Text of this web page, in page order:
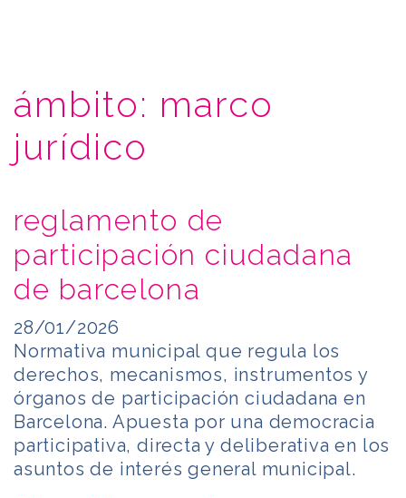
ámbito: marco
jurídico
reglamento de
participación ciudadana
de barcelona
28/01/2026
Normativa municipal que regula los
derechos, mecanismos, instrumentos y
órganos de participación ciudadana en
Barcelona. Apuesta por una democracia
participativa, directa y deliberativa en los
asuntos de interés general municipal.